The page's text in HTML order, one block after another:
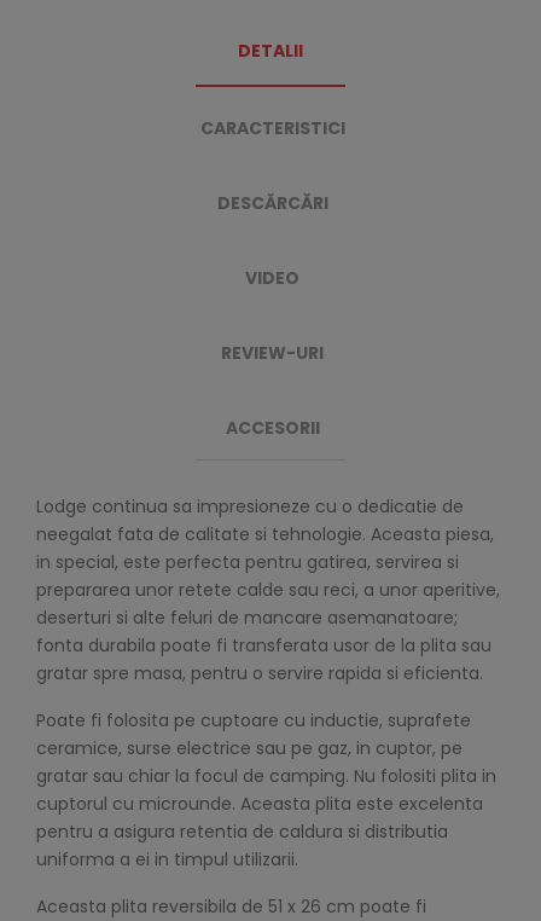
DETALII
CARACTERISTICI
DESCĂRCĂRI
VIDEO
REVIEW-URI
ACCESORII
Lodge continua sa impresioneze cu o dedicatie de
neegalat fata de calitate si tehnologie. Aceasta piesa,
in special, este perfecta pentru gatirea, servirea si
prepararea unor retete calde sau reci, a unor aperitive,
deserturi si alte feluri de mancare asemanatoare;
fonta durabila poate fi transferata usor de la plita sau
gratar spre masa, pentru o servire rapida si eficienta.
Poate fi folosita pe cuptoare cu inductie, suprafete
ceramice, surse electrice sau pe gaz, in cuptor, pe
gratar sau chiar la focul de camping. Nu folositi plita in
cuptorul cu microunde. Aceasta plita este excelenta
pentru a asigura retentia de caldura si distributia
uniforma a ei in timpul utilizarii.
Aceasta plita reversibila de 51 x 26 cm poate fi